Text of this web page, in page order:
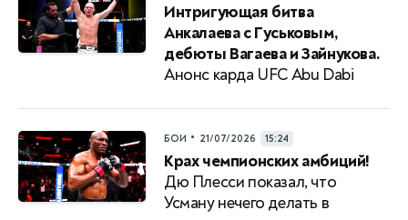
Интригующая битва
Анкалаева с Гуськовым,
дебюты Вагаева и Зайнукова.
Анонс карда UFC Abu Dabi
БОИ • 21/07/2026 15:24
Крах чемпионских амбиций!
Дю Плесси показал, что
Усману нечего делать в